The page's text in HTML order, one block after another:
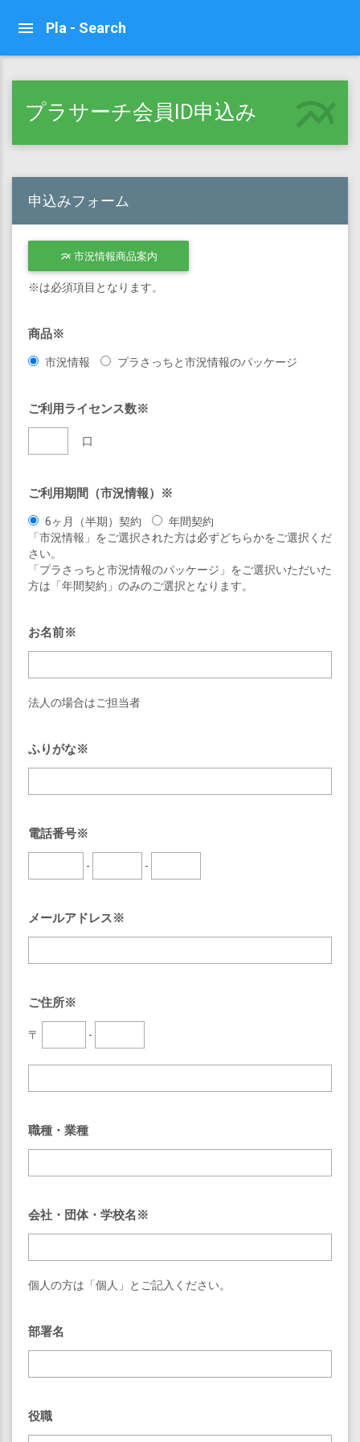
Pla - Search
multiline_chart
プラサーチ会員ID申込み
申込みフォーム
multiline_chart 市況情報商品案内
※は必須項目となります。
商品※
市況情報 プラさっちと市況情報のパッケージ
ご利用ライセンス数※
口
ご利用期間（市況情報）※
6ヶ月（半期）契約
年間契約
「市況情報」をご選択された方は必ずどちらかをご選択くだ
さい。
「プラさっちと市況情報のパッケージ」をご選択いただいた
方は「年間契約」のみのご選択となります。
お名前※
法人の場合はご担当者
ふりがな※
電話番号※
- -
メールアドレス※
ご住所※
〒 -
職種・業種
会社・団体・学校名※
個人の方は「個人」とご記入ください。
部署名
役職